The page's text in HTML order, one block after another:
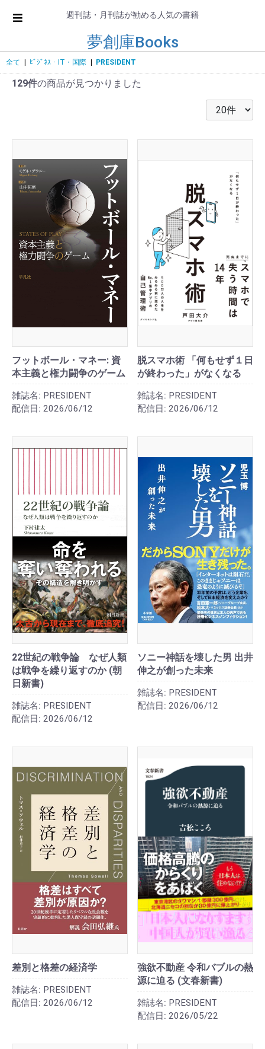
週刊誌・月刊誌が勧める人気の書籍
夢創庫Books
全て ﾋﾞｼﾞﾈｽ・IT・国際 PRESIDENT
129件の商品が見つかりました
フットボール・マネー: 資
本主義と権力闘争のゲーム
雑誌名: PRESIDENT
配信日: 2026/06/12
脱スマホ術 「何もせず１日
が終わった」がなくなる
雑誌名: PRESIDENT
配信日: 2026/06/12
22世紀の戦争論 なぜ人類
は戦争を繰り返すのか (朝
日新書)
雑誌名: PRESIDENT
配信日: 2026/06/12
ソニー神話を壊した男 出井
伸之が創った未来
雑誌名: PRESIDENT
配信日: 2026/06/12
差別と格差の経済学
雑誌名: PRESIDENT
配信日: 2026/06/12
強欲不動産 令和バブルの熱
源に迫る (文春新書)
雑誌名: PRESIDENT
配信日: 2026/05/22